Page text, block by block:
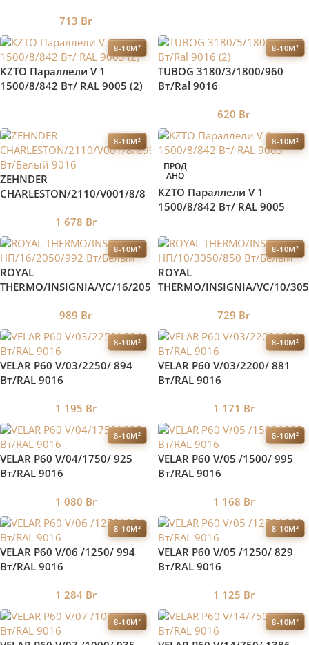
713 Br
8-10М²
KZTO Параллели V 1
1500/8/842 Вт/ RAL 9005 (2)
8-10М²
TUBOG 3180/3/1800/960
Вт/Ral 9016
620 Br
8-10М²
ZEHNDER
CHARLESTON/2110/V001/8/8
1 678 Br
8-10М²
ПРОД
АНО
KZTO Параллели V 1
1500/8/842 Вт/ RAL 9005
8-10М²
ROYAL
THERMO/INSIGNIA/VC/16/205
989 Br
8-10М²
ROYAL
THERMO/INSIGNIA/VC/10/305
729 Br
8-10М²
VELAR P60 V/03/2250/ 894
Bт/RAL 9016
1 195 Br
8-10М²
VELAR P60 V/03/2200/ 881
Bт/RAL 9016
1 171 Br
8-10М²
VELAR P60 V/04/1750/ 925
Bт/RAL 9016
1 080 Br
8-10М²
VELAR P60 V/05 /1500/ 995
Bт/RAL 9016
1 168 Br
8-10М²
VELAR P60 V/06 /1250/ 994
Bт/RAL 9016
1 284 Br
8-10М²
VELAR P60 V/05 /1250/ 829
Bт/RAL 9016
1 125 Br
8-10М² 8-10М²